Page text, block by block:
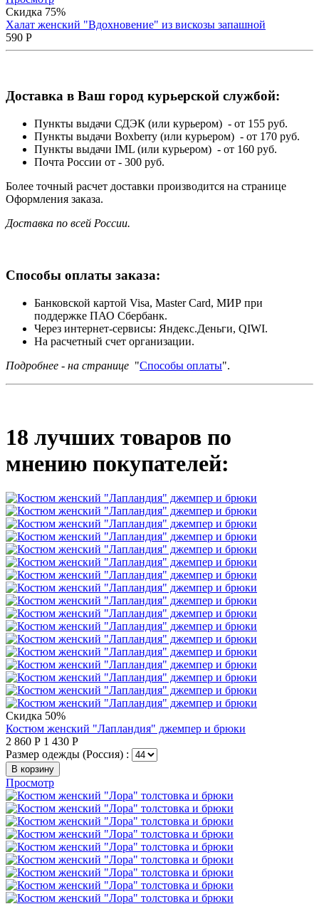
Скидка 75%
Халат женский "Вдохновение" из вискозы запашной
590 Р
Доставка в Ваш город курьерской службой:
Пункты выдачи СДЭК (или курьером) - от 155 руб.
Пункты выдачи Boxberry (или курьером) - от 170 руб.
Пункты выдачи IML (или курьером) - от 160 руб.
Почта России от - 300 руб.
Более точный расчет доставки производится на странице
Оформления заказа.
Доставка по всей России.
Способы оплаты заказа:
Банковской картой Visa, Master Card, МИР при
поддержке ПАО Сбербанк.
Через интернет-сервисы: Яндекс.Деньги, QIWI.
На расчетный счет организации.
Подробнее - на странице "Способы оплаты".
18 лучших товаров по
мнению покупателей:
Скидка 50%
Костюм женский "Лапландия" джемпер и брюки
2 860 Р 1 430 Р
Размер одежды (Россия) :
В корзину
Просмотр